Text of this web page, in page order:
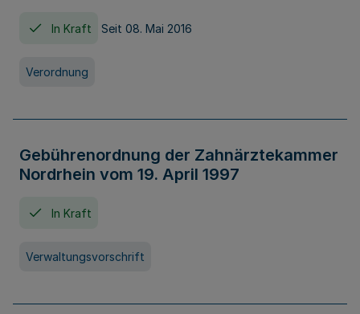
In Kraft Seit 08. Mai 2016
Verordnung
Gebührenordnung der Zahnärztekammer
Nordrhein vom 19. April 1997
In Kraft
Verwaltungsvorschrift